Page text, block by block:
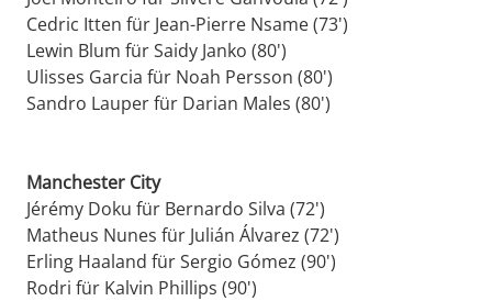
Cedric Itten für Jean-Pierre Nsame (73')
Lewin Blum für Saidy Janko (80')
Ulisses Garcia für Noah Persson (80')
Sandro Lauper für Darian Males (80')
Manchester City
Jérémy Doku für Bernardo Silva (72')
Matheus Nunes für Julián Álvarez (72')
Erling Haaland für Sergio Gómez (90')
Rodri für Kalvin Phillips (90')